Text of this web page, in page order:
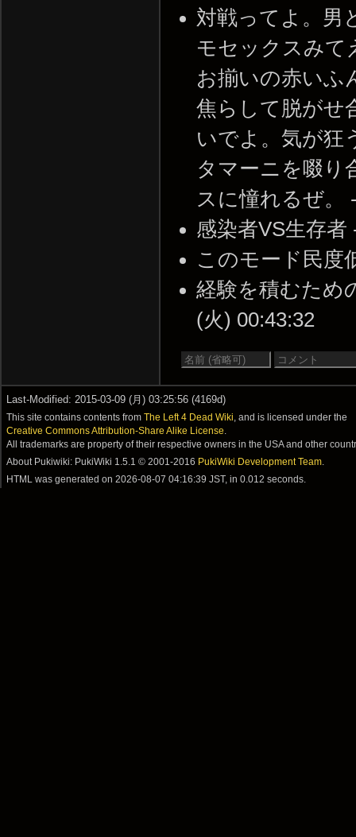
対戦ってよ。男
モセックスみて
お揃いの赤いふ
焦らして脱がせ
いでよ。気が狂
タマーニを啜り
スに憧れるぜ。
感染者VS生存者
このモード民度
経験を積むため
(火) 00:43:32
Last-Modified: 2015-03-09 (月) 03:25:56 (4169d)
This site contains contents fromThe Left 4 Dead Wiki , and is licensed under the
Creative Commons Attribution-Share Alike License
All trademarks are property of their respective owners in the USA and other
About Pukiwiki: PukiWiki 1.5.1 © 2001-2016 PukiWiki Development Team
HTML was generated on2026-08-07 04:16:39 JST, in 0.012 seconds.